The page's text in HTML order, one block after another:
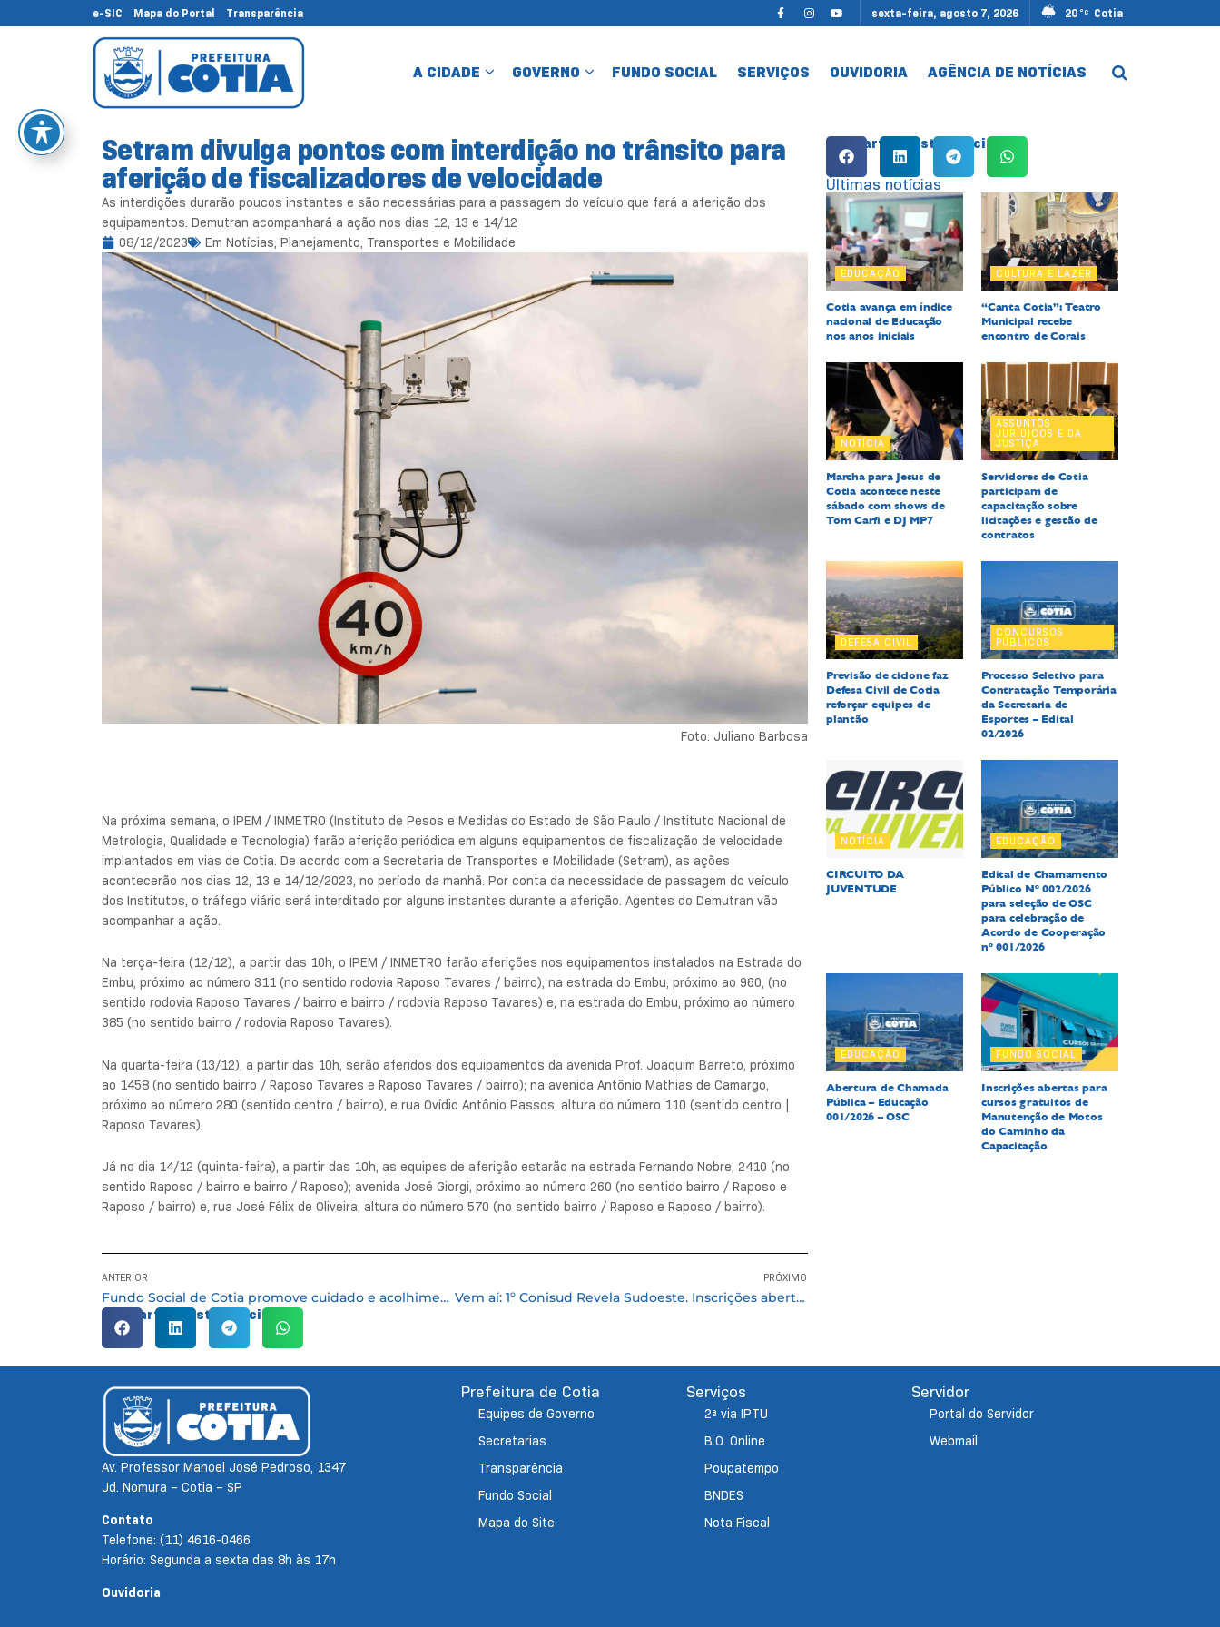
e-SIC Mapa do Portal Transparência sexta-feira, agosto 7, 2026 20 °C Cotia
A CIDADE GOVERNO FUNDO SOCIAL SERVIÇOS OUVIDORIA AGÊNCIA DE NOTÍCIAS
Setram divulga pontos com interdição no trânsito para
aferição de fiscalizadores de velocidade
As interdições durarão poucos instantes e são necessárias para a passagem do veículo que fará a aferição dos
equipamentos. Demutran acompanhará a ação nos dias 12, 13 e 14/12
08/12/2023
Em Notícias, Planejamento, Transportes e Mobilidade
Foto: Juliano Barbosa
Na próxima semana, o IPEM / INMETRO (Instituto de Pesos e Medidas do Estado de São Paulo / Instituto Nacional de
Metrologia, Qualidade e Tecnologia) farão aferição periódica em alguns equipamentos de fiscalização de velocidade
implantados em vias de Cotia. De acordo com a Secretaria de Transportes e Mobilidade (Setram), as ações
acontecerão nos dias 12, 13 e 14/12/2023, no período da manhã. Por conta da necessidade de passagem do veículo
dos Institutos, o tráfego viário será interditado por alguns instantes durante a aferição. Agentes do Demutran vão
acompanhar a ação.
Na terça-feira (12/12), a partir das 10h, o IPEM / INMETRO farão aferições nos equipamentos instalados na Estrada do
Embu, próximo ao número 311 (no sentido rodovia Raposo Tavares / bairro); na estrada do Embu, próximo ao 960, (no
sentido rodovia Raposo Tavares / bairro e bairro / rodovia Raposo Tavares) e, na estrada do Embu, próximo ao número
385 (no sentido bairro / rodovia Raposo Tavares).
Na quarta-feira (13/12), a partir das 10h, serão aferidos dos equipamentos da avenida Prof. Joaquim Barreto, próximo
ao 1458 (no sentido bairro / Raposo Tavares e Raposo Tavares / bairro); na avenida Antônio Mathias de Camargo,
próximo ao número 280 (sentido centro / bairro), e rua Ovídio Antônio Passos, altura do número 110 (sentido centro |
Raposo Tavares).
Já no dia 14/12 (quinta-feira), a partir das 10h, as equipes de aferição estarão na estrada Fernando Nobre, 2410 (no
sentido Raposo / bairro e bairro / Raposo); avenida José Giorgi, próximo ao número 260 (no sentido bairro / Raposo e
Raposo / bairro) e, rua José Félix de Oliveira, altura do número 570 (no sentido bairro / Raposo e Raposo / bairro).
ANTERIOR
Fundo Social de Cotia promove cuidado e acolhimento na Sociedade de São Vicente de Paulo
PRÓXIMO
Vem aí: 1º Conisud Revela Sudoeste. Inscrições abertas
Compartilhe esta notícia:
Compartilhe esta notícia:
Últimas notícias
EDUCAÇÃO
Cotia avança em índice
nacional de Educação
nos anos iniciais
CULTURA E LAZER
“Canta Cotia”: Teatro
Municipal recebe
encontro de Corais
NOTÍCIA
Marcha para Jesus de
Cotia acontece neste
sábado com shows de
Tom Carfi e DJ MP7
ASSUNTOS
JURÍDICOS E DA
JUSTIÇA
Servidores de Cotia
participam de
capacitação sobre
licitações e gestão de
contratos
DEFESA CIVIL
Previsão de ciclone faz
Defesa Civil de Cotia
reforçar equipes de
plantão
CONCURSOS
PÚBLICOS
Processo Seletivo para
Contratação Temporária
da Secretaria de
Esportes – Edital
02/2026
NOTÍCIA
CIRCUITO DA
JUVENTUDE
EDUCAÇÃO
Edital de Chamamento
Público Nº 002/2026
para seleção de OSC
para celebração de
Acordo de Cooperação
nº 001/2026
EDUCAÇÃO
Abertura de Chamada
Pública – Educação
001/2026 – OSC
FUNDO SOCIAL
Inscrições abertas para
cursos gratuitos de
Manutenção de Motos
do Caminho da
Capacitação
Av. Professor Manoel José Pedroso, 1347
Jd. Nomura – Cotia – SP
Contato
Telefone: (11) 4616-0466
Horário: Segunda a sexta das 8h às 17h
Ouvidoria
Prefeitura de Cotia
Equipes de Governo
Secretarias
Transparência
Fundo Social
Mapa do Site
Serviços
2ª via IPTU
B.O. Online
Poupatempo
BNDES
Nota Fiscal
Servidor
Portal do Servidor
Webmail